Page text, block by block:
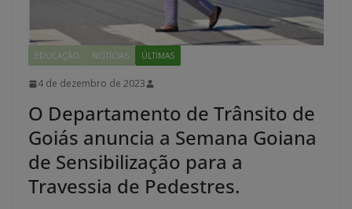
EDUCAÇÃO NOTÍCIAS ÚLTIMAS
4 de dezembro de 2023
O Departamento de Trânsito de
Goiás anuncia a Semana Goiana
de Sensibilização para a
Travessia de Pedestres.